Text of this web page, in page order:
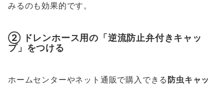
みるのも効果的です。
② ドレンホース用の「逆流防止弁付きキャッ
プ」をつける
ホームセンターやネット通販で購入できる 防虫キャッ